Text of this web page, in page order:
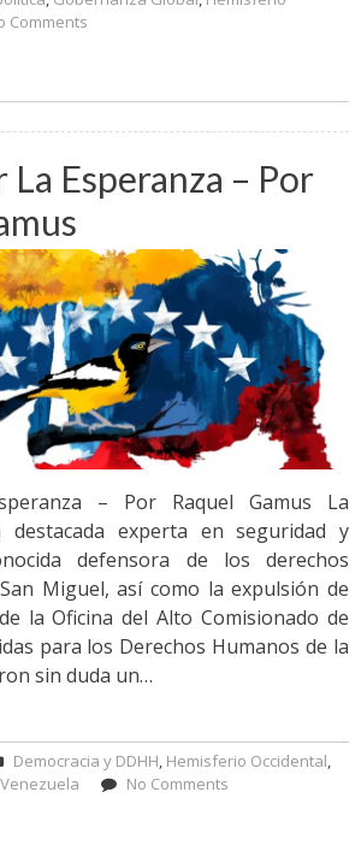
Comments
Esperanza – Por
– Por Raquel Gamus La
destacada experta en seguridad y
defensora de los derechos
Miguel, así como la expulsión de
la Oficina del Alto Comisionado de
para los Derechos Humanos de la
sin duda un…
Democracia y DDHH, Hemisferio Occidental,
No Comments